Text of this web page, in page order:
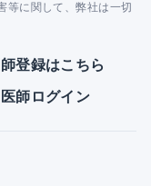
等に関して、弊社は一切
登録はこちら
医師ログイン